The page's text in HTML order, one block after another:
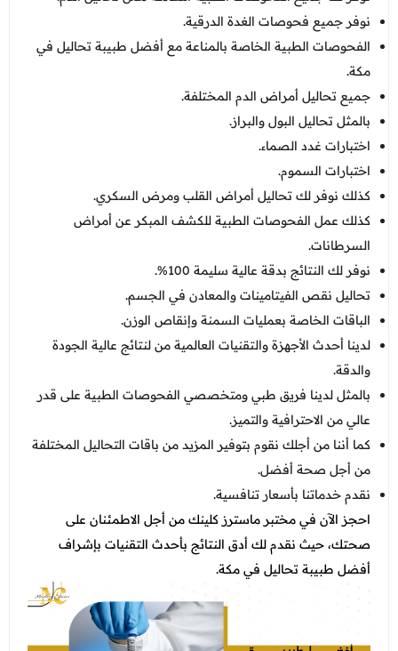
نوفر جميع فحوصات الغدة الدرقية.
الفحوصات الطبية الخاصة بالمناعة مع أفضل طبيبة تحاليل في
مكة.
جميع تحاليل أمراض الدم المختلفة.
بالمثل تحاليل البول والبراز.
اختبارات غدد الصماء.
اختبارات السموم.
كذلك نوفر لك تحاليل أمراض القلب ومرض السكري.
كذلك عمل الفحوصات الطبية للكشف المبكر عن أمراض
السرطانات.
نوفر لك النتائج بدقة عالية سليمة 100%.
تحاليل نقص الفيتامينات والمعادن في الجسم.
الباقات الخاصة بعمليات السمنة وإنقاص الوزن.
لدينا أحدث الأجهزة والتقنيات العالمية من لنتائج عالية الجودة
والدقة.
بالمثل لدينا فريق طبي ومتخصصي الفحوصات الطبية على قدر
عالي من الاحترافية والتميز.
كما أننا من أجلك نقوم بتوفير المزيد من باقات التحاليل المختلفة
من أجل صحة أفضل.
نقدم خدماتنا بأسعار تنافسية.
احجز الآن في مختبر ماسترز كلينك من أجل الاطمئنان على
صحتك، حيث نقدم لك أدق النتائج بأحدث التقنيات بإشراف
أفضل طبيبة تحاليل في مكة.